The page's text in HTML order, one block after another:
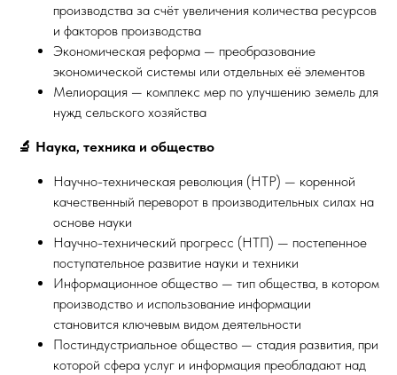
производства за счёт увеличения количества ресурсов
и факторов производства
Экономическая реформа — преобразование
экономической системы или отдельных её элементов
Мелиорация — комплекс мер по улучшению земель для
нужд сельского хозяйства
🔬 Наука, техника и общество
Научно-техническая революция (НТР) — коренной
качественный переворот в производительных силах на
основе науки
Научно-технический прогресс (НТП) — постепенное
поступательное развитие науки и техники
Информационное общество — тип общества, в котором
производство и использование информации
становится ключевым видом деятельности
Постиндустриальное общество — стадия развития, при
которой сфера услуг и информация преобладают над